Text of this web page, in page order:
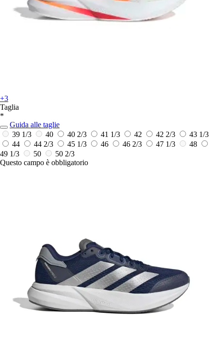
+3
Taglia
*
Guida alle taglie
39 1/3
40 40 2/3 41 1/3 42 42 2/3
43 1/3
44
44 2/3 45 1/3 46 46 2/3 47 1/3
48
49 1/3
50
50 2/3
Questo campo è obbligatorio